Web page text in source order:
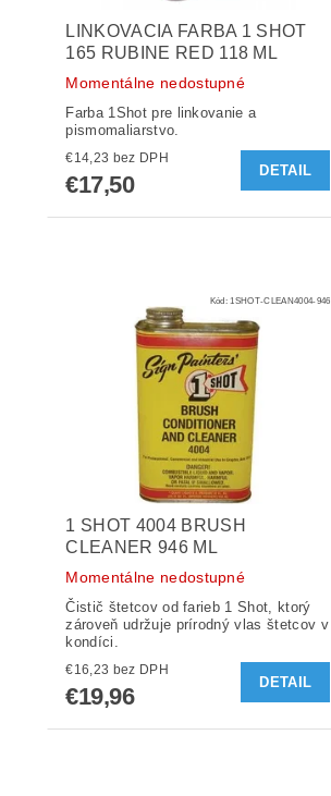
LINKOVACIA FARBA 1 SHOT
165 RUBINE RED 118 ML
Momentálne nedostupné
Farba 1Shot pre linkovanie a
pismomaliarstvo.
€14,23 bez DPH
€17,50
DETAIL
Kód:1SHOT-CLEAN4004-946
1 SHOT 4004 BRUSH
CLEANER 946 ML
Momentálne nedostupné
Čistič štetcov od farieb 1 Shot, ktorý
zároveň udržuje prírodný vlas štetcov v
kondíci.
€16,23 bez DPH
€19,96
DETAIL